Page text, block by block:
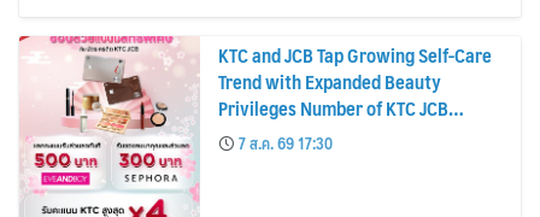
KTC and JCB Tap Growing Self-Care
Trend with Expanded Beauty
Privileges Number of KTC JCB
Cardmembers Spending on
Cosmetics Rises 26%
7 ส.ค. 69 17:30